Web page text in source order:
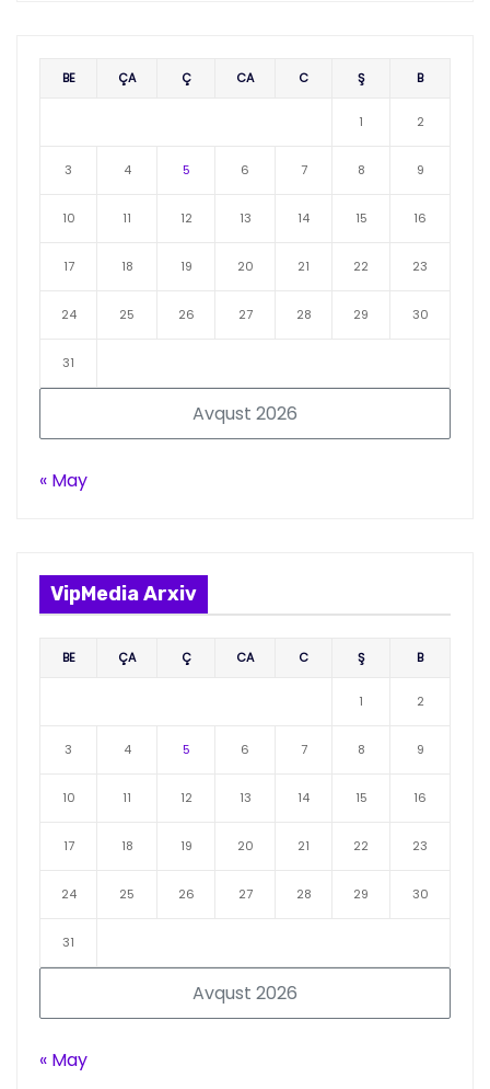
Avqust 2026
BE ÇA Ç CA C Ş B
1 2
3 4 5 6 7 8 9
10 11 12 13 14 15 16
17 18 19 20 21 22 23
24 25 26 27 28 29 30
31
« May
VipMedia Arxiv
Avqust 2026
BE ÇA Ç CA C Ş B
1 2
3 4 5 6 7 8 9
10 11 12 13 14 15 16
17 18 19 20 21 22 23
24 25 26 27 28 29 30
31
« May